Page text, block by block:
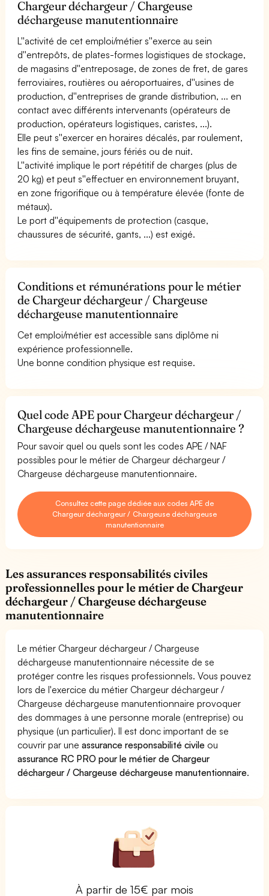
Chargeur déchargeur / Chargeuse
déchargeuse manutentionnaire
L''activité de cet emploi/métier s''exerce au sein
d''entrepôts, de plates-formes logistiques de stockage,
de magasins d''entreposage, de zones de fret, de gares
ferroviaires, routières ou aéroportuaires, d''usines de
production, d''entreprises de grande distribution, ... en
contact avec différents intervenants (opérateurs de
production, opérateurs logistiques, caristes, ...).
Elle peut s''exercer en horaires décalés, par roulement,
les fins de semaine, jours fériés ou de nuit.
L''activité implique le port répétitif de charges (plus de
20 kg) et peut s''effectuer en environnement bruyant,
en zone frigorifique ou à température élevée (fonte de
métaux).
Le port d''équipements de protection (casque,
chaussures de sécurité, gants, ...) est exigé.
Conditions et rémunérations pour le métier
de Chargeur déchargeur / Chargeuse
déchargeuse manutentionnaire
Cet emploi/métier est accessible sans diplôme ni
expérience professionnelle.
Une bonne condition physique est requise.
Quel code APE pour Chargeur déchargeur /
Chargeuse déchargeuse manutentionnaire ?
Pour savoir quel ou quels sont les codes APE / NAF
possibles pour le métier de Chargeur déchargeur /
Chargeuse déchargeuse manutentionnaire.
Consultez cette page dédiée aux codes APE de
Chargeur déchargeur / Chargeuse déchargeuse
manutentionnaire
Les assurances responsabilités civiles
professionnelles pour le métier de Chargeur
déchargeur / Chargeuse déchargeuse
manutentionnaire
Le métier Chargeur déchargeur / Chargeuse
déchargeuse manutentionnaire nécessite de se
protéger contre les risques professionnels. Vous pouvez
lors de l'exercice du métier Chargeur déchargeur /
Chargeuse déchargeuse manutentionnaire provoquer
des dommages à une personne morale (entreprise) ou
physique (un particulier). Il est donc important de se
couvrir par uneassurance responsabilité civile ou
assurance RC PRO pour le métier de Chargeur
déchargeur / Chargeuse déchargeuse manutentionnaire.
À partir de 15€ par mois